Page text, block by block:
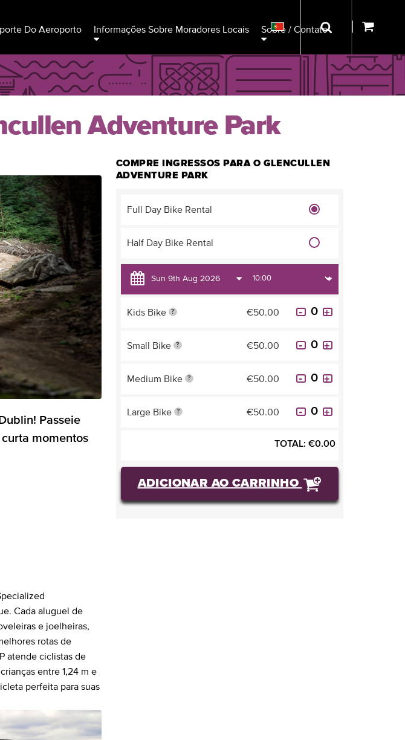
Do Aeroporto Informações Sobre Moradores Locais Sobre / Contato
Adventure Park
Passeie
momentos
Cada aluguel de
e joelheiras,
rotas de
atende ciclistas de
entre 1,24 m e
perfeita para suas
COMPRE INGRESSOS PARA O GLENCULLEN
ADVENTURE PARK
Full Day Bike Rental
Half Day Bike Rental
Kids Bike ? €50.00
Small Bike ? €50.00
Medium Bike ? €50.00
Large Bike ? €50.00
TOTAL: €0.00
ADICIONAR AO CARRINHO